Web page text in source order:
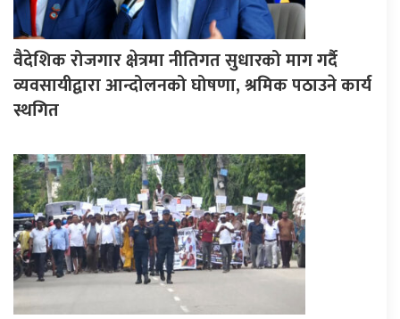
वैदेशिक रोजगार क्षेत्रमा नीतिगत सुधारको माग गर्दै
व्यवसायीद्वारा आन्दोलनको घोषणा, श्रमिक पठाउने कार्य
स्थगित